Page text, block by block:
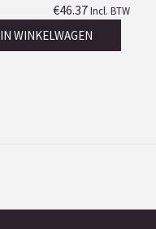
€46.37 Incl. BTW
IN WINKELWAGEN